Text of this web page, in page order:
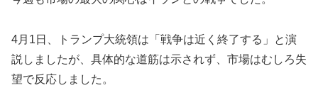
4月1日、トランプ大統領は「戦争は近く終了する」と演
説しましたが、具体的な道筋は示されず、市場はむしろ失
望で反応しました。